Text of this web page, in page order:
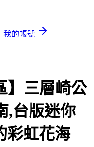
我的帳號
】三層崎公
,台版迷你
彩虹花海